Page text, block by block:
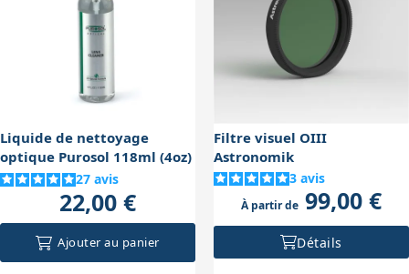
est souvent préférable d'adapter le grossissement à la
stabilité du ciel pour obtenir une image nette.
Liquide de nettoyage
optique Purosol 118ml (4oz)
27 avis
22,00 €
Ajouter au panier
Filtre visuel OIII
Astronomik
3 avis
À partir de 99,00 €
Détails